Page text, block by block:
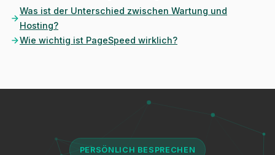
Was ist der Unterschied zwischen Wartung und
Hosting?
Wie wichtig ist PageSpeed wirklich?
PERSÖNLICH BESPRECHEN